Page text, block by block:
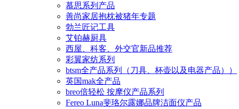
慕思系列产品
善尚家居抱枕被猪年专题
勃兰匠记工具
艾铂赫厨具
西屋、科客、外交官新品推荐
彩翼家纺系列
btsm全产品系列（刀具、杯壶以及电器产品））
英国mak全产品
breo倍轻松 按摩仪产品系列
Fereo Luna斐珞尔露娜品牌洁面仪产品